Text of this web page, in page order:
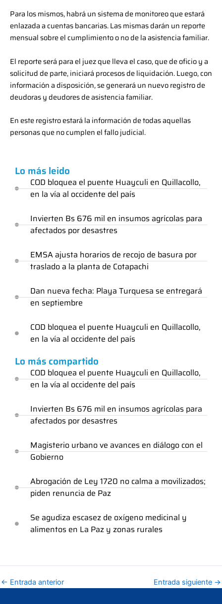
Para los mismos, habrá un sistema de monitoreo que estará
enlazada a cuentas bancarias. Las mismas darán un reporte
mensual sobre el cumplimiento o no de la asistencia familiar.
El reporte será para el juez que lleva el caso, que de oficio y a
solicitud de parte, iniciará procesos de liquidación. Luego, con
información a disposición, se generará un nuevo registro de
deudoras y deudores de asistencia familiar.
En este registro estará la información de todas aquellas
personas que no cumplen el fallo judicial.
Lo más leido
COD bloquea el puente Huayculi en Quillacollo,
en la vía al occidente del país
Invierten Bs 676 mil en insumos agrícolas para
afectados por desastres
EMSA ajusta horarios de recojo de basura por
traslado a la planta de Cotapachi
Dan nueva fecha: Playa Turquesa se entregará
en septiembre
COD bloquea el puente Huayculi en Quillacollo,
en la vía al occidente del país
Lo más compartido
COD bloquea el puente Huayculi en Quillacollo,
en la vía al occidente del país
Invierten Bs 676 mil en insumos agrícolas para
afectados por desastres
Magisterio urbano ve avances en diálogo con el
Gobierno
Abrogación de Ley 1720 no calma a movilizados;
piden renuncia de Paz
Se agudiza escasez de oxígeno medicinal y
alimentos en La Paz y zonas rurales
← Entrada anterior Entrada siguiente →